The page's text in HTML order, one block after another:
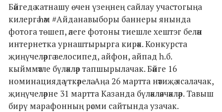
Бәйгедә катнашу өчен үзеңнең сайлау участогыңа
килергә һәм #Айданавыборы баннеры янында
фотога төшеп, әлеге фотоны тиешле хештэг белән
интернетка урнаштырырга кирәк. Конкурста
җиңүчеләргә велосипед, айфон, айпад һ.б.
кыйммәтле бүләкләр тапшырылачак. Бәйге 16
номинациядә үткәрелә. Аңа 26 мартта нәтиҗә ясалачак,
җиңүчеләрне 31 мартта Казанда бүләкләячәкләр. Тавыш
бирү марафонның рәсми сайтында узачак.